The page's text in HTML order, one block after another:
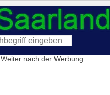
Weiter nach der Werbung